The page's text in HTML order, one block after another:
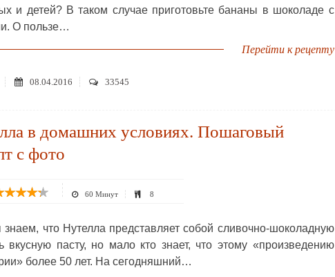
и детей? В таком случае приготовьте бананы в шоколаде с
О пользе…
Перейти к рецепту
08.04.2016 33545
в домашних условиях. Пошаговый
с фото
60 Минут 8
что Нутелла представляет собой сливочно-шоколадную
вкусную пасту, но мало кто знает, что этому «произведению
более 50 лет. На сегодняшний…